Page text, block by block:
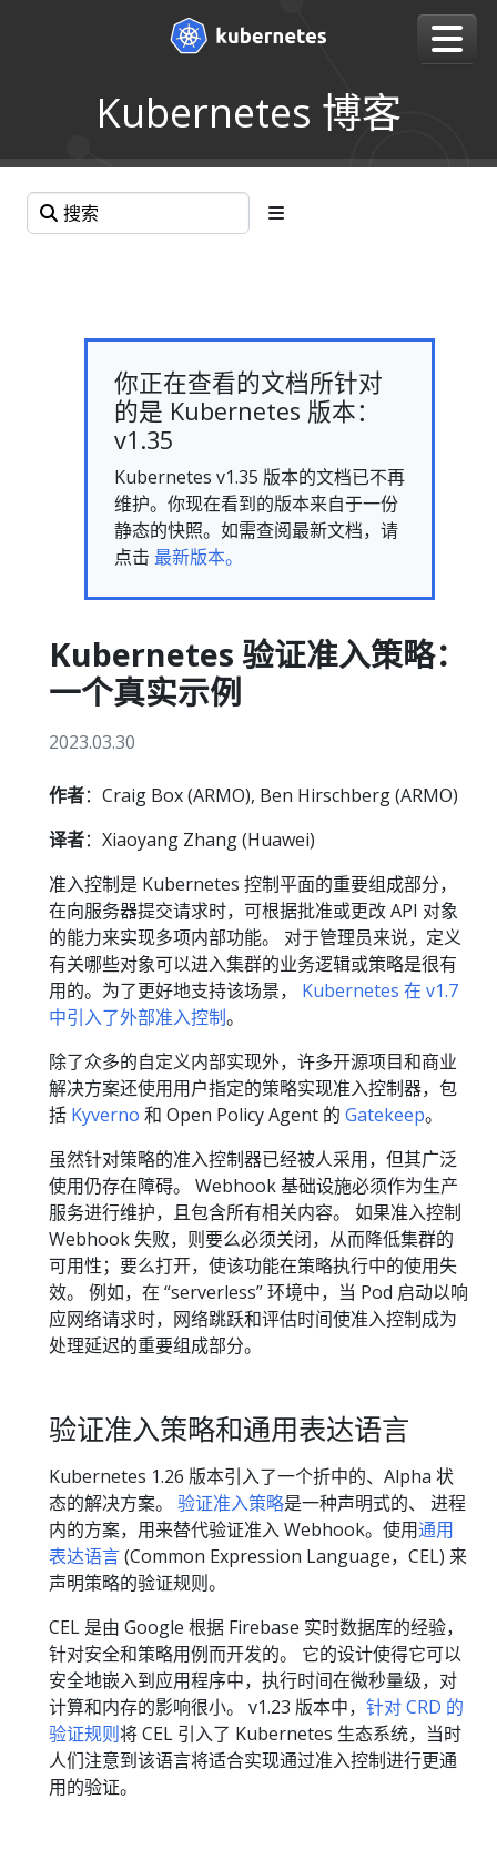
Kubernetes 博客
你正在查看的文档所针对
的是 Kubernetes 版本：
v1.35
Kubernetes v1.35 版本的文档已不再
维护。你现在看到的版本来自于一份
静态的快照。如需查阅最新文档，请
点击 最新版本。
Kubernetes 验证准入策略：
一个真实示例
2023.03.30
作者：Craig Box (ARMO), Ben Hirschberg (ARMO)
译者：Xiaoyang Zhang (Huawei)
准入控制是 Kubernetes 控制平面的重要组成部分，
在向服务器提交请求时，可根据批准或更改 API 对象
的能力来实现多项内部功能。 对于管理员来说，定义
有关哪些对象可以进入集群的业务逻辑或策略是很有
用的。为了更好地支持该场景， Kubernetes 在 v1.7
中引入了外部准入控制。
除了众多的自定义内部实现外，许多开源项目和商业
解决方案还使用用户指定的策略实现准入控制器，包
括 Kyverno 和 Open Policy Agent 的 Gatekeep。
虽然针对策略的准入控制器已经被人采用，但其广泛
使用仍存在障碍。 Webhook 基础设施必须作为生产
服务进行维护，且包含所有相关内容。 如果准入控制
Webhook 失败，则要么必须关闭，从而降低集群的
可用性；要么打开，使该功能在策略执行中的使用失
效。 例如，在 “serverless” 环境中，当 Pod 启动以响
应网络请求时，网络跳跃和评估时间使准入控制成为
处理延迟的重要组成部分。
验证准入策略和通用表达语言
Kubernetes 1.26 版本引入了一个折中的、Alpha 状
态的解决方案。 验证准入策略是一种声明式的、 进程
内的方案，用来替代验证准入 Webhook。使用通用
表达语言(Common Expression Language，CEL) 来
声明策略的验证规则。
CEL 是由 Google 根据 Firebase 实时数据库的经验，
针对安全和策略用例而开发的。 它的设计使得它可以
安全地嵌入到应用程序中，执行时间在微秒量级，对
计算和内存的影响很小。 v1.23 版本中， 针对 CRD 的
验证规则将 CEL 引入了 Kubernetes 生态系统，当时
人们注意到该语言将适合实现通过准入控制进行更通
用的验证。